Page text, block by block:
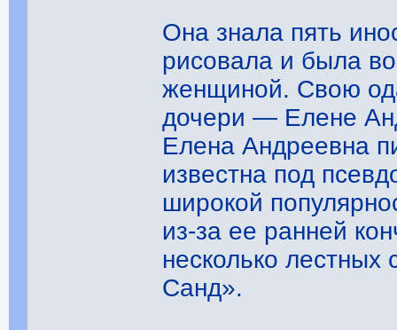
Она знала пять
рисовала и была
женщиной. Свою
дочери — Елене
Елена Андреевна
известна под
широкой
из-за ее ранней
несколько
Санд».